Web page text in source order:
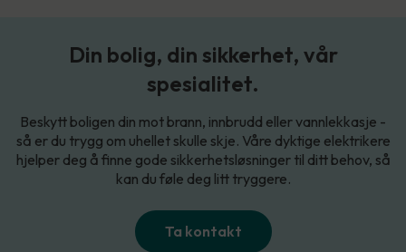
Din bolig, din sikkerhet, vår
spesialitet.
Beskytt boligen din mot brann, innbrudd eller vannlekkasje -
så er du trygg om uhellet skulle skje. Våre dyktige elektrikere
hjelper deg å finne gode sikkerhetsløsninger til ditt behov, så
kan du føle deg litt tryggere.
Ta kontakt